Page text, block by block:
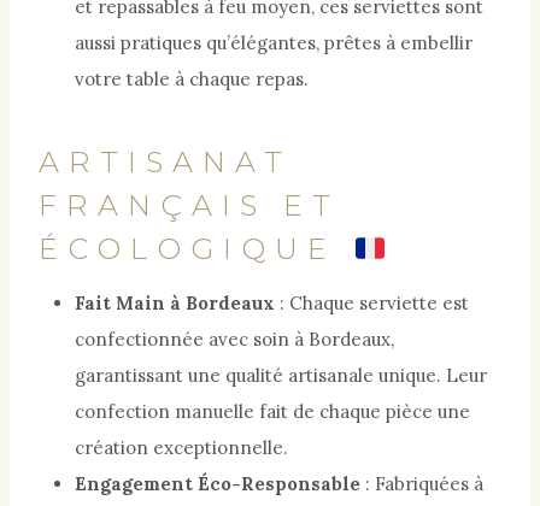
et repassables à feu moyen, ces serviettes sont
aussi pratiques qu’élégantes, prêtes à embellir
votre table à chaque repas.
ARTISANAT
FRANÇAIS ET
ÉCOLOGIQUE
Fait Main à Bordeaux : Chaque serviette est
confectionnée avec soin à Bordeaux,
garantissant une qualité artisanale unique. Leur
confection manuelle fait de chaque pièce une
création exceptionnelle.
Engagement Éco-Responsable : Fabriquées à